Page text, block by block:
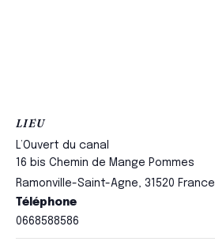
LIEU
L’Ouvert du canal
16 bis Chemin de Mange Pommes
Ramonville-Saint-Agne, 31520 France
Téléphone
0668588586